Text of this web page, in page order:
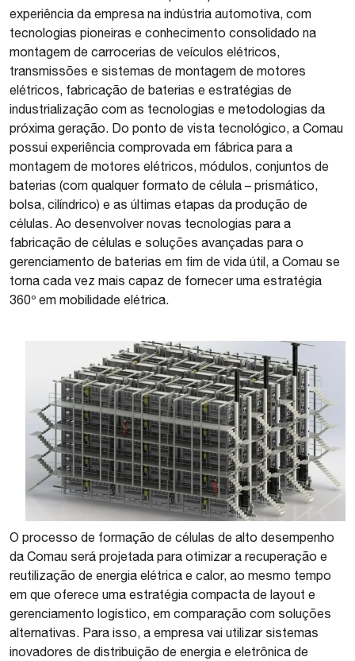
experiência da empresa na indústria automotiva, com
tecnologias pioneiras e conhecimento consolidado na
montagem de carrocerias de veículos elétricos,
transmissões e sistemas de montagem de motores
elétricos, fabricação de baterias e estratégias de
industrialização com as tecnologias e metodologias da
próxima geração. Do ponto de vista tecnológico, a Comau
possui experiência comprovada em fábrica para a
montagem de motores elétricos, módulos, conjuntos de
baterias (com qualquer formato de célula – prismático,
bolsa, cilíndrico) e as últimas etapas da produção de
células. Ao desenvolver novas tecnologias para a
fabricação de células e soluções avançadas para o
gerenciamento de baterias em fim de vida útil, a Comau se
torna cada vez mais capaz de fornecer uma estratégia
360º em mobilidade elétrica.
O processo de formação de células de alto desempenho
da Comau será projetada para otimizar a recuperação e
reutilização de energia elétrica e calor, ao mesmo tempo
em que oferece uma estratégia compacta de layout e
gerenciamento logístico, em comparação com soluções
alternativas. Para isso, a empresa vai utilizar sistemas
inovadores de distribuição de energia e eletrônica de